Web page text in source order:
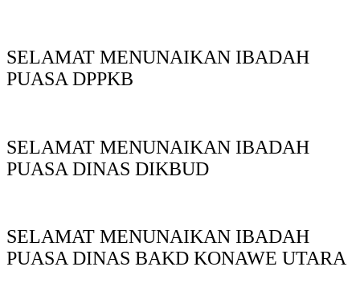
SELAMAT MENUNAIKAN IBADAH
PUASA DPPKB
SELAMAT MENUNAIKAN IBADAH
PUASA DINAS DIKBUD
SELAMAT MENUNAIKAN IBADAH
PUASA DINAS BAKD KONAWE UTARA